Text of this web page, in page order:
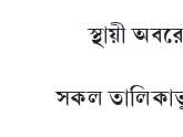
স্থায়ী
সকল